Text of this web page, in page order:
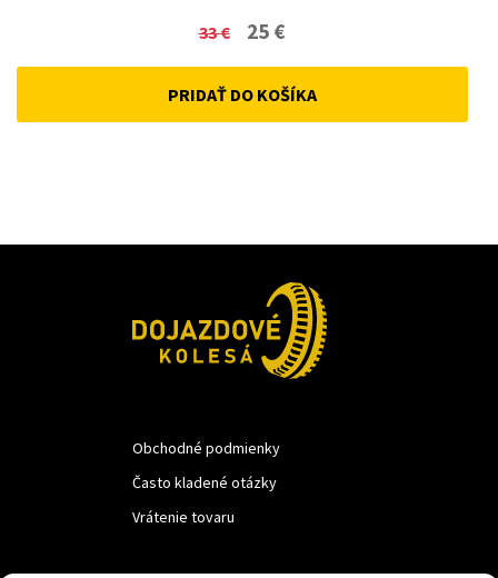
33€
Original
price
was:
25 €
price
is:
PRIDAŤ DO KOŠÍKA
Obchodné podmienky
Často kladené otázky
Vrátenie tovaru